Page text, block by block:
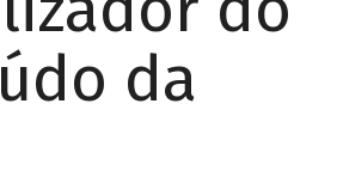
da